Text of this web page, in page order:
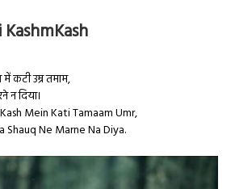
उम्र तमाम,
न दिया।
Mein Kati Tamaam Umr,
Shauq Ne Marne Na Diya.